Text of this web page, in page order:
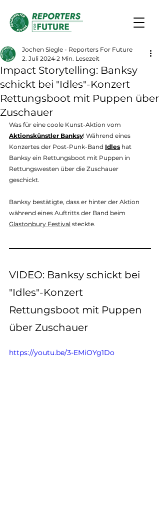
Impact Storytelling: Banksy
schickt bei "Idles"-Konzert
Rettungsboot mit Puppen über
Zuschauer
Jochen Siegle - Reporters For Future
2. Juli 2024 2 Min. Lesezeit
Was für eine coole Kunst-Aktion vom
Aktionskünstler Banksy! Während eines
Konzertes der Post-Punk-Band Idles hat
Banksy ein Rettungsboot mit Puppen in
Rettungswesten über die Zuschauer
geschickt.
Banksy bestätigte, dass er hinter der Aktion
während eines Auftritts der Band beim
Glastonbury Festival steckte.
VIDEO: Banksy schickt bei
"Idles"-Konzert
Rettungsboot mit Puppen
über Zuschauer
https://youtu.be/3-EMiOYg1Do